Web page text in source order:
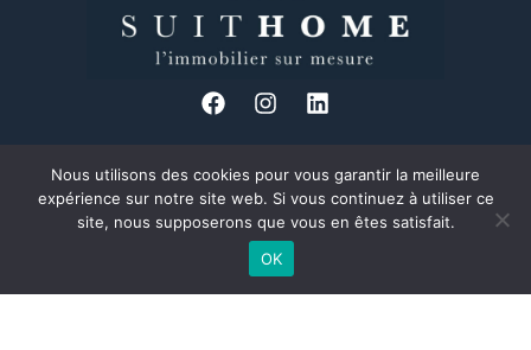
34 Bd des Brotteaux, 69006 Lyon
04 37 24 08 89
Formulaire de contact
Découvrez Suit Home, votre agence immobilière à taille humaine et
Nous utilisons des cookies pour vous garantir la meilleure
expérience sur notre site web. Si vous continuez à utiliser ce
site, nous supposerons que vous en êtes satisfait.
OK